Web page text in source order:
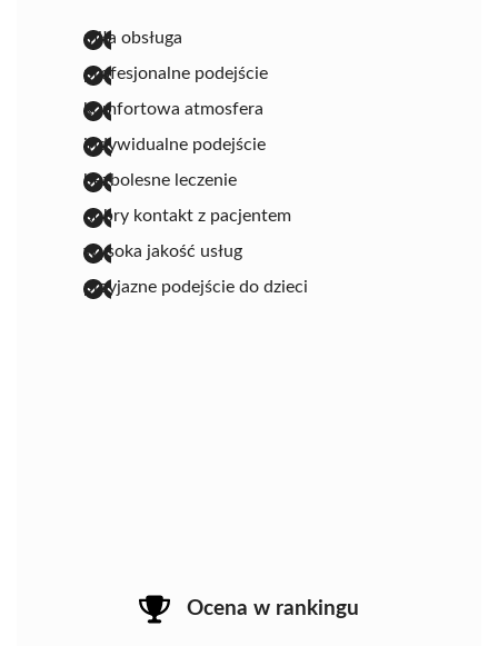
miła obsługa
profesjonalne podejście
komfortowa atmosfera
indywidualne podejście
bezbolesne leczenie
dobry kontakt z pacjentem
wysoka jakość usług
przyjazne podejście do dzieci
Ocena w rankingu